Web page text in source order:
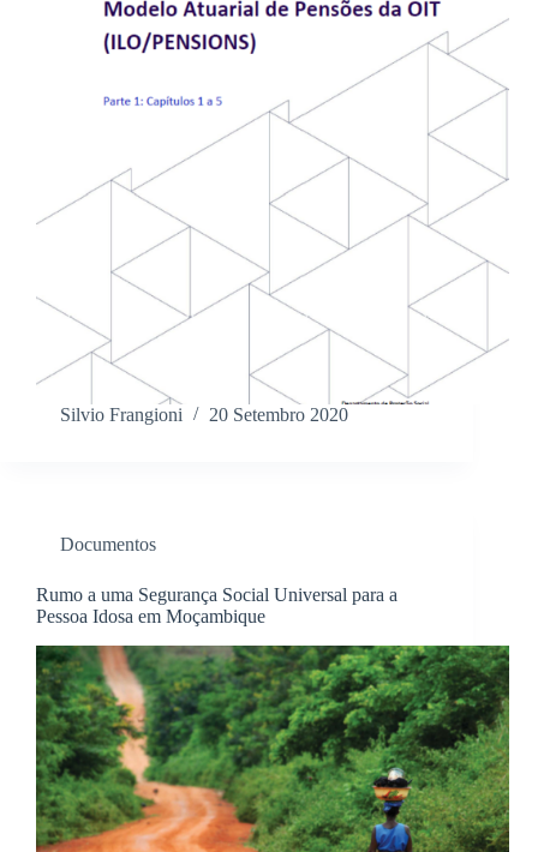
Silvio Frangioni 20 Setembro 2020
Documentos
Rumo a uma Segurança Social Universal para a
Pessoa Idosa em Moçambique